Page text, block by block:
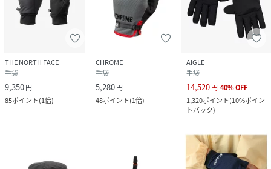
THE NORTH FACE
手袋
9,350円
85ポイント(1倍)
CHROME
手袋
5,280円
48ポイント(1倍)
AIGLE
手袋
14,520円 40%OFF
1,320ポイント(10%ポイン
トバック)